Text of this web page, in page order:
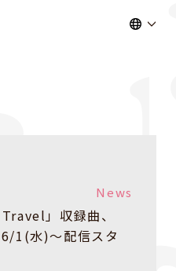
News
」収録曲、
1(水)〜配信スタ